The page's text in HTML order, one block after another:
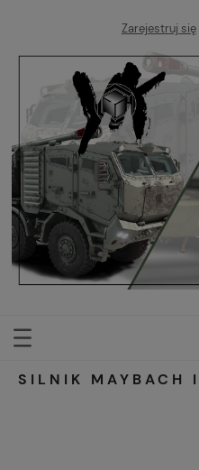
Zarejestruj się
SILNIK